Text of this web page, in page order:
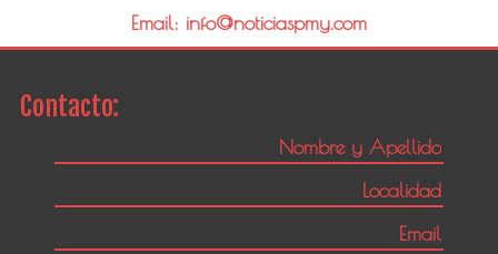
Email: info@noticiaspmy.com
Contacto: